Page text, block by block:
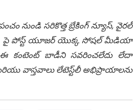
నుండి సరికొత్త బ్రేకింగ్ న్యూస్, వైరల్
పై పోస్ట్ యూజర్ యొక్క సోషల్ మీడియా
ఈ కంటెంట్ బాడీని సవరించలేదు లేదా
వాస్తవాలు లేటెస్ట్‌లీ అభిప్రాయాలను